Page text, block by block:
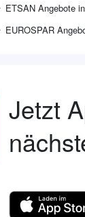
ETSAN Angebote
EUROSPAR
Jetzt